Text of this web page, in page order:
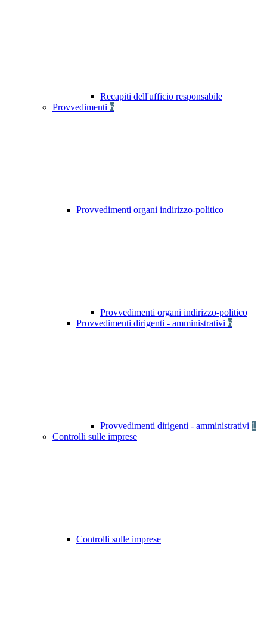
Recapiti dell'ufficio responsabile
Provvedimenti 6
Provvedimenti organi indirizzo-politico
Provvedimenti organi indirizzo-politico
Provvedimenti dirigenti - amministrativi 6
Provvedimenti dirigenti - amministrativi 1
Controlli sulle imprese
Controlli sulle imprese